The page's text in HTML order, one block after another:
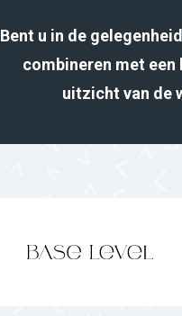
Bent u in de
combineren met
uitzicht van de